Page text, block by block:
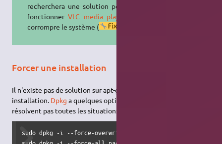
recherchera une solution pour faire
fonctionnerVLC media player
corrompre le système (
Forcer une installation
Il n'existe pas de solution sur apt-get pour forcer une
installation. Dpkg a quelques options dans ce sens, mais qui ne
résolvent pas toutes les situations pour autant.
sudo dpkg -i --force-overwrite package.deb